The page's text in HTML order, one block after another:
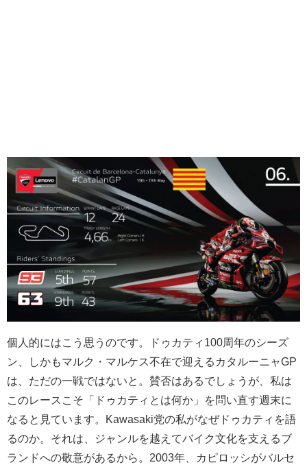
個人的にはこう思うのです。ドゥカティ100周年のシーズ
ン、しかもマルク・マルケス不在で迎えるカタルーニャGP
は、ただの一戦ではないと。賛否はあるでしょうが、私は
このレースこそ「ドゥカティとは何か」を問い直す週末に
なると見ています。Kawasaki党の私がなぜドゥカティを語
るのか。それは、ジャンルを越えてバイク文化を支えるブ
ランドへの敬意があるから。2003年、カピロッシがバルセ